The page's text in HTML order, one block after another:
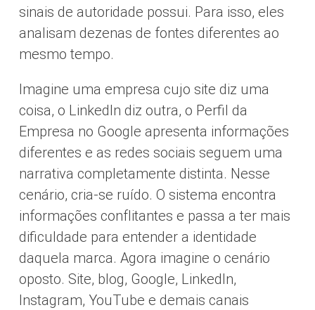
sinais de autoridade possui. Para isso, eles
analisam dezenas de fontes diferentes ao
mesmo tempo.
Imagine uma empresa cujo site diz uma
coisa, o LinkedIn diz outra, o Perfil da
Empresa no Google apresenta informações
diferentes e as redes sociais seguem uma
narrativa completamente distinta. Nesse
cenário, cria-se ruído. O sistema encontra
informações conflitantes e passa a ter mais
dificuldade para entender a identidade
daquela marca. Agora imagine o cenário
oposto. Site, blog, Google, LinkedIn,
Instagram, YouTube e demais canais